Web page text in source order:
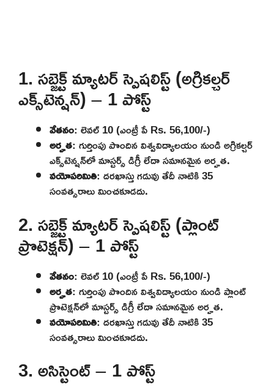
1. సబ్జెక్ట్ మ్యాటర్ స్పెషలిస్ట్ (అగ్రికల్చర్
ఎక్స్‌టెన్షన్) – 1 పోస్ట్
వేతనం: లెవల్ 10 (ఎంట్రీ పే Rs. 56,100/-)
అర్హత: గుర్తింపు పొందిన విశ్వవిద్యాలయం నుండి అగ్రికల్చర్
ఎక్స్‌టెన్షన్‌లో మాస్టర్స్ డిగ్రీ లేదా సమానమైన అర్హత.
వయోపరిమితి: దరఖాస్తు గడువు తేదీ నాటికి 35
సంవత్సరాలు మించకూడదు.
2. సబ్జెక్ట్ మ్యాటర్ స్పెషలిస్ట్ (ప్లాంట్
ప్రొటెక్షన్) – 1 పోస్ట్
వేతనం: లెవల్ 10 (ఎంట్రీ పే Rs. 56,100/-)
అర్హత: గుర్తింపు పొందిన విశ్వవిద్యాలయం నుండి ప్లాంట్
ప్రొటెక్షన్‌లో మాస్టర్స్ డిగ్రీ లేదా సమానమైన అర్హత.
వయోపరిమితి: దరఖాస్తు గడువు తేదీ నాటికి 35
సంవత్సరాలు మించకూడదు.
3. అసిస్టెంట్ – 1 పోస్ట్